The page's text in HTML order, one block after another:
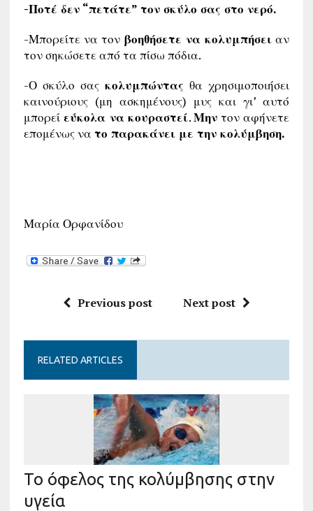
-Ποτέ δεν “πετάτε” τον σκύλο σας στο νερό.
-Μπορείτε να τον βοηθήσετε να κολυμπήσει αν
τον σηκώσετε από τα πίσω πόδια.
-Ο σκύλο σαςκολυμπώντας θα χρησιμοποιήσει
καινούριους (μη ασκημένους) μυς και γι’ αυτό
μπορεί εύκολα να κουραστεί.Μην τον αφήνετε
επομένως να το παρακάνει με την κολύμβηση.
Μαρία Ορφανίδου
Previous post Next post
RELATED ARTICLES
Το όφελος της κολύμβησης στην
υγεία